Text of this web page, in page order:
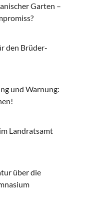
Garten –
den Brüder-
und Warnung:
Landratsamt
über die